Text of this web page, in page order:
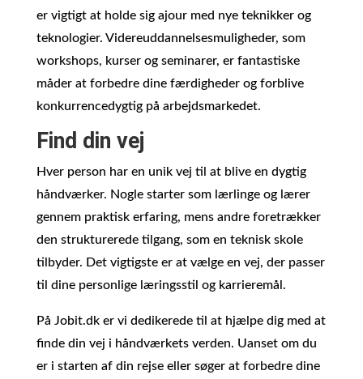
er vigtigt at holde sig ajour med nye teknikker og
teknologier. Videreuddannelsesmuligheder, som
workshops, kurser og seminarer, er fantastiske
måder at forbedre dine færdigheder og forblive
konkurrencedygtig på arbejdsmarkedet.
Find din vej
Hver person har en unik vej til at blive en dygtig
håndværker. Nogle starter som lærlinge og lærer
gennem praktisk erfaring, mens andre foretrækker
den strukturerede tilgang, som en teknisk skole
tilbyder. Det vigtigste er at vælge en vej, der passer
til dine personlige læringsstil og karrieremål.
På Jobit.dk er vi dedikerede til at hjælpe dig med at
finde din vej i håndværkets verden. Uanset om du
er i starten af din rejse eller søger at forbedre dine